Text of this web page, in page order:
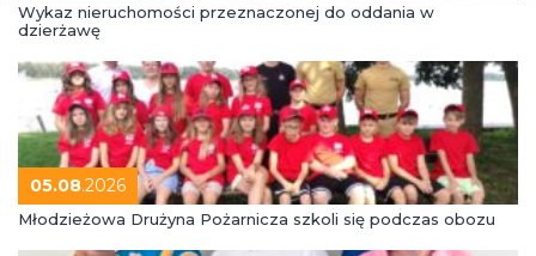
Wykaz nieruchomości przeznaczonej do oddania w
dzierżawę
05.08.2026
Młodzieżowa Drużyna Pożarnicza szkoli się podczas obozu